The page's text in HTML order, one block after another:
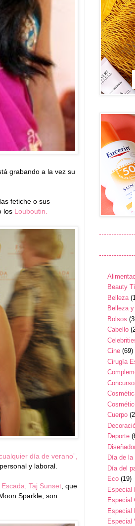
grabando a la vez su
fetiche o sus
los Louboutin.
día de verano”,
y laboral.
Taj Sunset , que
Sparkle, son
Beauty
Belleza
Belleza
Bolsos
Cabello
Cine (69)
Cirugía
Cuerpo
Deporte
Día de la
Día del
Eco (19)
Especial
Especial
Especial
Especial